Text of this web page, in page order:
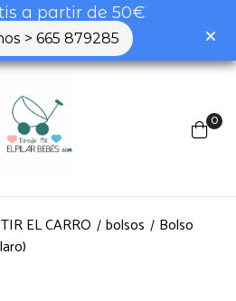
a partir de 50€
> 665 879285
0
EL CARRO bolsos
Bolso